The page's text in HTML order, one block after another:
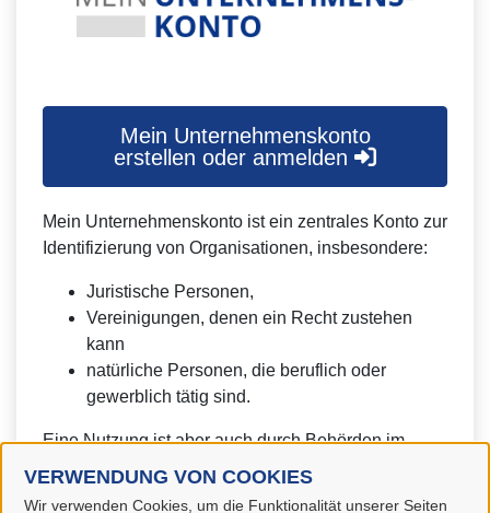
VERWENDUNG VON COOKIES
Wir verwenden Cookies, um die Funktionalität unserer Seiten
Mein Unternehmenskonto
erstellen oder anmelden
Mein Unternehmenskonto ist ein zentrales Konto zur
Identifizierung von Organisationen, insbesondere:
Juristische Personen,
Vereinigungen, denen ein Recht zustehen
kann
natürliche Personen, die beruflich oder
gewerblich tätig sind.
Eine Nutzung ist aber auch durch Behörden im
Sinne von § 1 Abs. 4 Verwaltungsverfahrensgesetz